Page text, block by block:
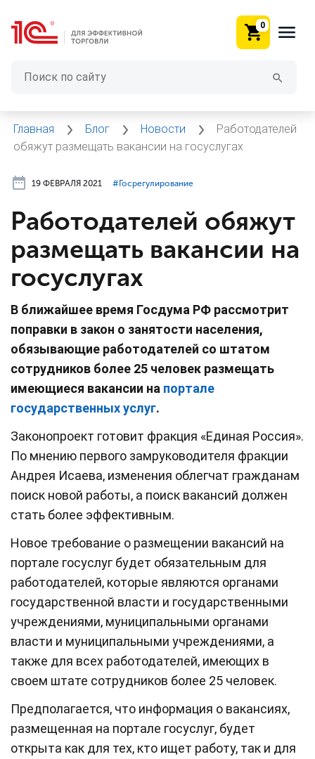
0
Главная Блог Новости
Работодателей
обяжут размещать вакансии на госуслугах
19 ФЕВРАЛЯ 2021 #⁣Госрегулирование
Работодателей обяжут
размещать вакансии на
госуслугах
В ближайшее время Госдума РФ рассмотрит
поправки в закон о занятости населения,
обязывающие работодателей со штатом
сотрудников более 25 человек размещать
имеющиеся вакансии на портале
государственных услуг.
Законопроект готовит фракция «Единая Россия».
По мнению первого замруководителя фракции
Андрея Исаева, изменения облегчат гражданам
поиск новой работы, а поиск вакансий должен
стать более эффективным.
Новое требование о размещении вакансий на
портале госуслуг будет обязательным для
работодателей, которые являются органами
государственной власти и государственными
учреждениями, муниципальными органами
власти и муниципальными учреждениями, а
также для всех работодателей, имеющих в
своем штате сотрудников более 25 человек.
Предполагается, что информация о вакансиях,
размещенная на портале госуслуг, будет
открыта как для тех, кто ищет работу, так и для